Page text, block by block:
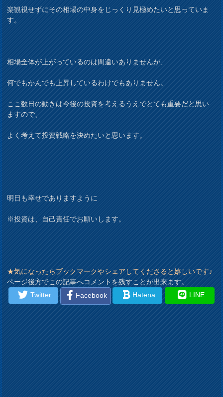
楽観視せずにその相場の中身をじっくり見極めたいと思っていま
す。
相場全体が上がっているのは間違いありませんが、
何でもかんでも上昇しているわけでもありません。
ここ数日の動きは今後の投資を考えるうえでとても重要だと思い
ますので、
よく考えて投資戦略を決めたいと思います。
明日も幸せでありますように
※投資は、自己責任でお願いします。
★気になったらブックマークやシェアしてくださると嬉しいです♪
ページ後方でこの記事へコメントを残すことが出来ます。
Twitter
Facebook Hatena LINE